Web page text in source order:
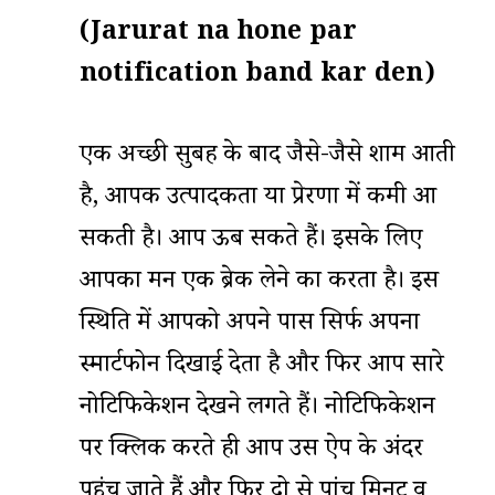
(Jarurat na hone par
notification band kar den)
एक अच्छी सुबह के बाद जैसे-जैसे शाम आती
है, आपकी उत्पादकता या प्रेरणा में कमी आ
सकती है। आप ऊब सकते हैं। इसके लिए
आपका मन एक ब्रेक लेने का करता है। इस
स्थिति में आपको अपने पास सिर्फ अपना
स्मार्टफोन दिखाई देता है और फिर आप सारे
नोटिफिकेशन देखने लगते हैं। नोटिफिकेशन
पर क्लिक करते ही आप उस ऐप के अंदर